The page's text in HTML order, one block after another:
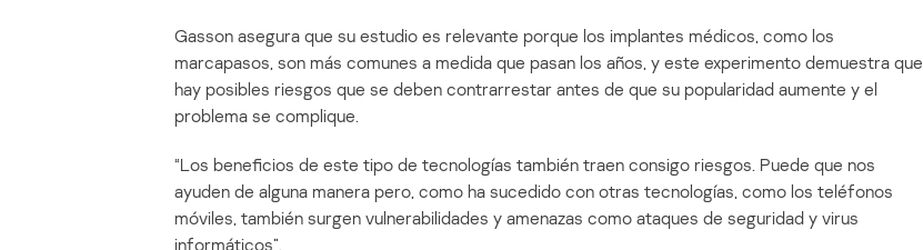
Gasson asegura que su estudio es relevante porque los implantes médicos, como los
marcapasos, son más comunes a medida que pasan los años, y este experimento demuestra que
hay posibles riesgos que se deben contrarrestar antes de que su popularidad aumente y el
problema se complique.
“Los beneficios de este tipo de tecnologías también traen consigo riesgos. Puede que nos
ayuden de alguna manera pero, como ha sucedido con otras tecnologías, como los teléfonos
móviles, también surgen vulnerabilidades y amenazas como ataques de seguridad y virus
informáticos”.